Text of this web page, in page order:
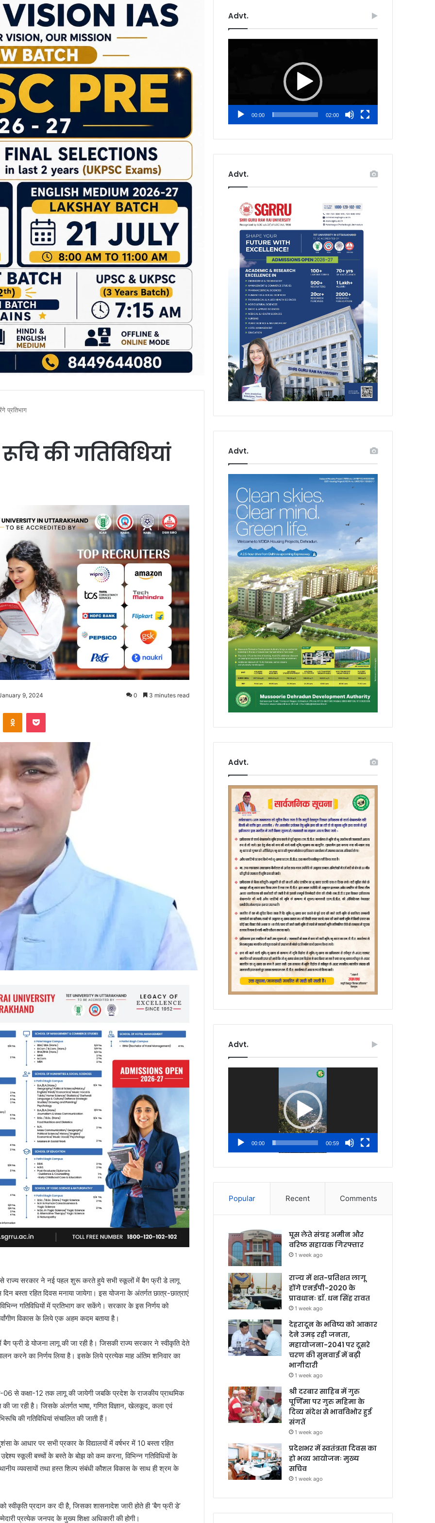
प्रतिभाग
की गतिविधियांं
9, 2024 0 3 minutes read
राज्य सरकार ने नई पहल शुरू करते हुये सभी स्कूलों में बैग फ्री डे लागू
बस्ता रहित दिवस मनाया जायेगा। इस योजना के अंतर्गत छात्र-छात्राएं
गतिविधियों में प्रतिभाग कर सकेंगे। सरकार के इस निर्णय को
विकास के लिये एक अहम कदम बताया है।
फ्री डे योजना लागू की जा रही है। जिसकी राज्य सरकार ने स्वीकृति देते
करने का निर्णय लिया है। इसके लिये प्रत्येक माह अंतिम शनिवार का
06 से कक्षा-12 तक लागू की जायेगी जबकि प्रदेश के राजकीय प्राथमिक
की जा रही है। जिसके अंतर्गत भाषा, गणित विज्ञान, खेलकूद, कला एवं
की गतिविधियां संचालित की जाती हैं।
के आधार पर सभी प्रकार के विद्यालयों में वर्षभर में 10 बस्ता रहित
स्कूली बच्चों के बस्ते के बोझ को कम करना, विभिन्न गतिविधियों के
व्यवसायों तथा हस्त शिल्प संबंधी कौशल विकास के साथ ही श्रम के
स्वीकृति प्रदान कर दी है, जिसका शासनादेश जारी होते ही ‘बैग फ्री डे’
प्रत्येक जनपद के मुख्य शिक्षा अधिकारी की होगी।
Advt.
00:00 02:00
Advt.
Advt.
Advt.
Advt.
00:00 00:59
Popular Recent Comments
घूस लेते संग्रह अमीन और
वरिष्ठ सहायक गिरफ्तार
1 week ago
राज्य में शत-प्रतिशत लागू
होंगे एनईपी-2020 के
प्रावधानः डाॅ. धन सिंह रावत
1 week ago
देहरादून के भविष्य को आकार
देने उमड़ रही जनता,
महायोजना-2041 पर दूसरे
चरण की सुनवाई में बढ़ी
भागीदारी
1 week ago
श्री दरबार साहिब में गुरु
पूर्णिमा पर गुरु महिमा के
दिव्य संदेश से भावविभोर हुई
संगतें
1 week ago
प्रदेशभर में स्वतंत्रता दिवस का
हो भव्य आयोजनः मुख्य
सचिव
1 week ago